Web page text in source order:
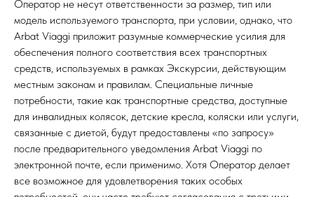
Оператор не несут ответственности за размер, тип или
модель используемого транспорта, при условии, однако, что
Arbat Viaggi приложит разумные коммерческие усилия для
обеспечения полного соответствия всех транспортных
средств, используемых в рамках Экскурсии, действующим
местным законам и правилам. Специальные личные
потребности, такие как транспортные средства, доступные
для инвалидных колясок, детские кресла, коляски или услуги,
связанные с диетой, будут предоставлены «по запросу»
после предварительного уведомления Arbat Viaggi по
электронной почте, если применимо. Хотя Оператор делает
все возможное для удовлетворения таких особых